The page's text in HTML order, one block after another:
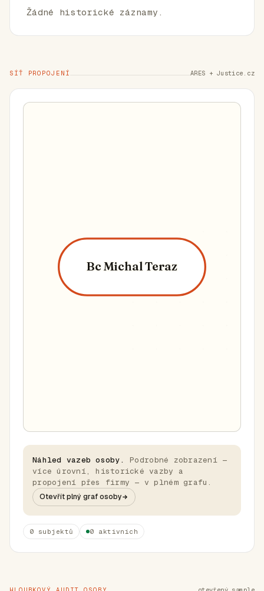
Žádné historické záznamy.
SÍŤ PROPOJENÍ ARES + Justice.cz
Bc Michal Teraz
Náhled vazeb osoby.
Podrobné zobrazení —
více úrovní, historické vazby a
propojení přes firmy — v plném grafu.
Otevřít plný graf osoby
0 subjektů 0 aktivních